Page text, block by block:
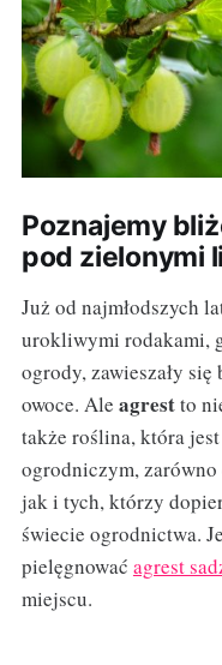
Poznajemy
pod zielonymi
Już od najmłodszych
urokliwymi rodakami,
ogrody, zawieszały się
owoce. Ale agrestto
także roślina, która
ogrodniczym,
jak i tych, którzy
świecie ogrodnictwa.
pielęgnować agrest
miejscu.